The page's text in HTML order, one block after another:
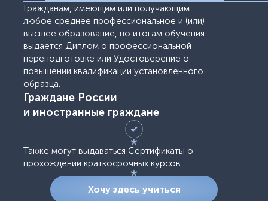
Поддержка после обучения:
Telegram - чат с обратной связью,
супервизии
Рекомендация вас,как специалиста, на
сайте Института
Гражданам, имеющим или получающим
любое среднее профессиональное и (или)
высшее образование, по итогам обучения
выдается Диплом о профессиональной
переподготовке или Удостоверение о
повышении квалификации установленного
образца.
Граждане России
и иностранные граждане
Также могут выдаваться Сертификаты о
прохождении краткосрочных курсов.
Хочу здесь учиться